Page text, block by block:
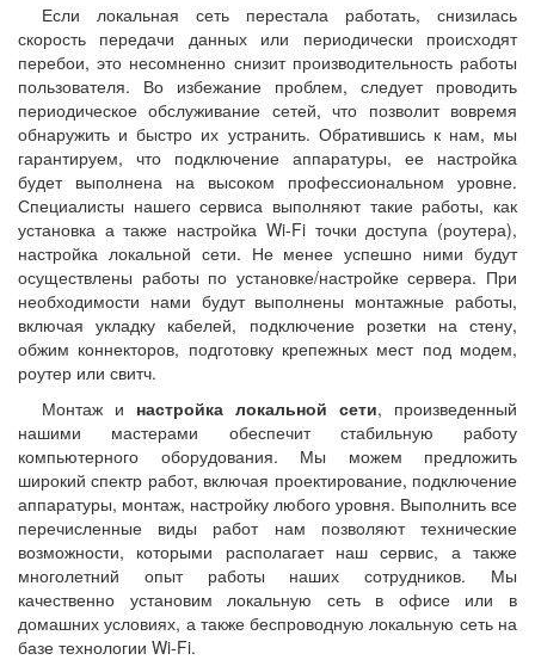
Если локальная сеть перестала работать, снизилась
скорость передачи данных или периодически происходят
перебои, это несомненно снизит производительность работы
пользователя. Во избежание проблем, следует проводить
периодическое обслуживание сетей, что позволит вовремя
обнаружить и быстро их устранить. Обратившись к нам, мы
гарантируем, что подключение аппаратуры, ее настройка
будет выполнена на высоком профессиональном уровне.
Специалисты нашего сервиса выполняют такие работы, как
установка а также настройка Wi-Fi точки доступа (роутера),
настройка локальной сети. Не менее успешно ними будут
осуществлены работы по установке/настройке сервера. При
необходимости нами будут выполнены монтажные работы,
включая укладку кабелей, подключение розетки на стену,
обжим коннекторов, подготовку крепежных мест под модем,
роутер или свитч.
Монтаж и настройка локальной сети, произведенный
нашими мастерами обеспечит стабильную работу
компьютерного оборудования. Мы можем предложить
широкий спектр работ, включая проектирование, подключение
аппаратуры, монтаж, настройку любого уровня. Выполнить все
перечисленные виды работ нам позволяют технические
возможности, которыми располагает наш сервис, а также
многолетний опыт работы наших сотрудников. Мы
качественно установим локальную сеть в офисе или в
домашних условиях, а также беспроводную локальную сеть на
базе технологии Wi-Fi.